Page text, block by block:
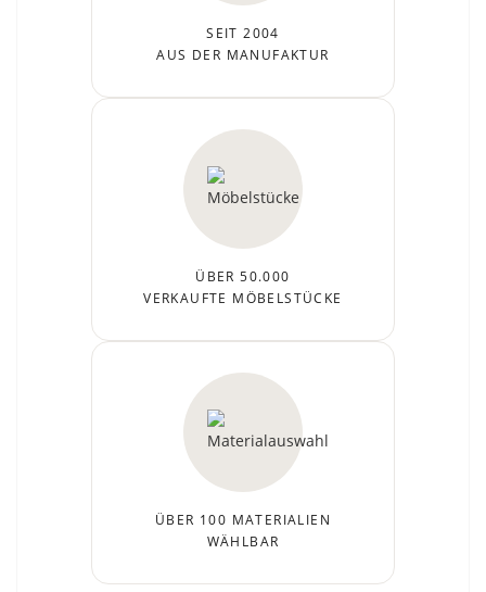
SEIT 2004
AUS DER MANUFAKTUR
ÜBER 50.000
VERKAUFTE MÖBELSTÜCKE
ÜBER 100 MATERIALIEN
WÄHLBAR